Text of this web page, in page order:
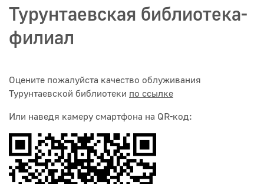
Турунтаевская библиотека-
филиал
Оцените пожалуйста качество облуживания
Турунтаевской библиотеки по ссылке
Или наведя камеру смартфона на QR-код: